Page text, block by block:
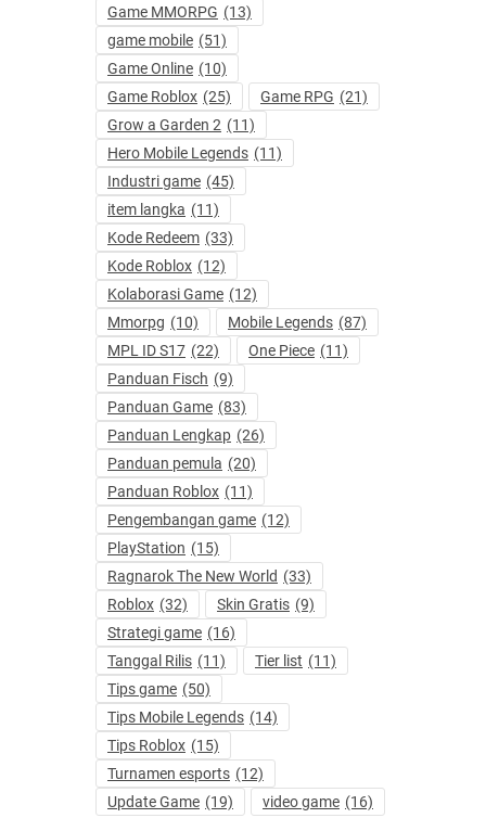
Game MMORPG (13)
game mobile (51)
Game Online (10)
Game Roblox (25) Game RPG (21)
Grow a Garden 2 (11)
Hero Mobile Legends (11)
Industri game (45)
item langka (11)
Kode Redeem (33)
Kode Roblox (12)
Kolaborasi Game (12)
Mmorpg (10) Mobile Legends (87)
MPL ID S17 (22) One Piece (11)
Panduan Fisch (9)
Panduan Game (83)
Panduan Lengkap (26)
Panduan pemula (20)
Panduan Roblox (11)
Pengembangan game (12)
PlayStation (15)
Ragnarok The New World (33)
Roblox (32) Skin Gratis (9)
Strategi game (16)
Tanggal Rilis (11) Tier list (11)
Tips game (50)
Tips Mobile Legends (14)
Tips Roblox (15)
Turnamen esports (12)
Update Game (19) video game (16)